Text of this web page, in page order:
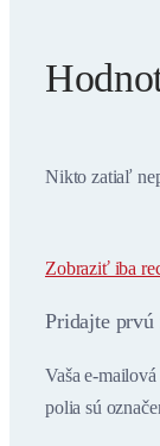
Nikto zatiaľ
Zobraziť iba
Pridajte prvú
Vaša e-
polia sú